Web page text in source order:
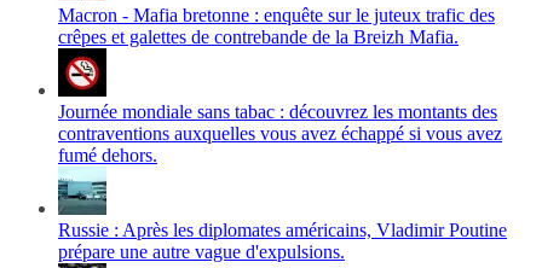
Macron - Mafia bretonne : enquête sur le juteux trafic des
crêpes et galettes de contrebande de la Breizh Mafia.
Journée mondiale sans tabac : découvrez les montants des
contraventions auxquelles vous avez échappé si vous avez
fumé dehors.
Russie : Après les diplomates américains, Vladimir Poutine
prépare une autre vague d'expulsions.